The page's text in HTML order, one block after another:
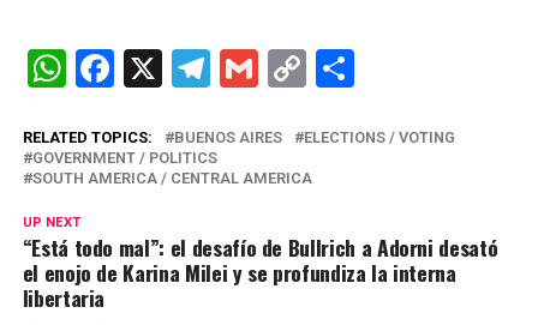
W
at
s
A
p
p
F
ce
b
o
X T
e
gr
m
G
ail
C
py
Li
k
C
m
tir
RELATED TOPICS: BUENOS AIRES
ELECTIONS / VOTING
GOVERNMENT / POLITICS
SOUTH AMERICA / CENTRAL AMERICA
UP NEXT
“Está todo mal”: el desafío de Bullrich a Adorni desató
el enojo de Karina Milei y se profundiza la interna
libertaria